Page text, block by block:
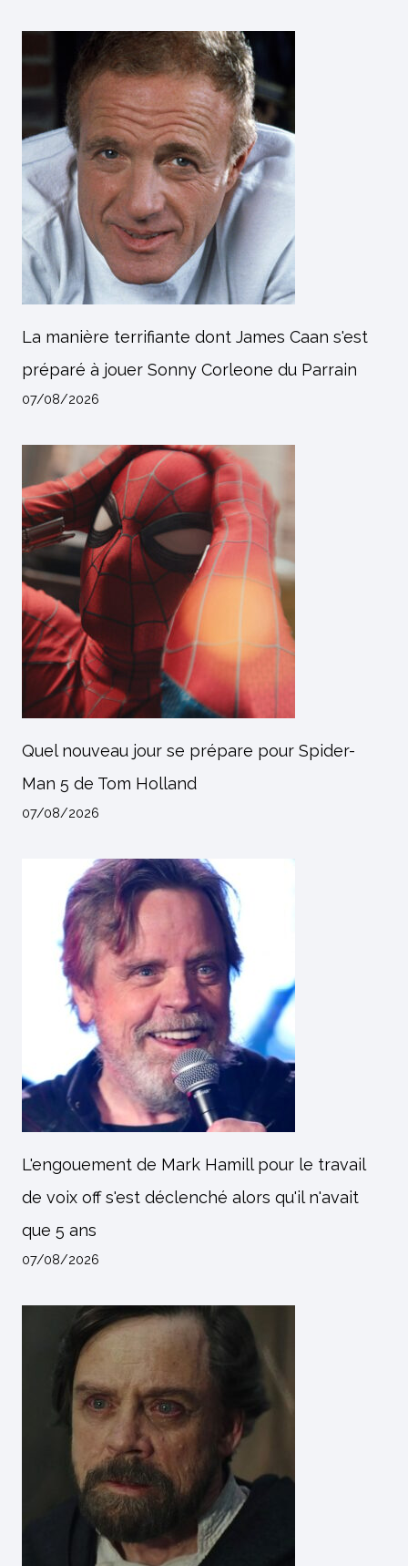
La manière terrifiante dont James Caan s'est
préparé à jouer Sonny Corleone du Parrain
07/08/2026
Quel nouveau jour se prépare pour Spider-
Man 5 de Tom Holland
07/08/2026
L'engouement de Mark Hamill pour le travail
de voix off s'est déclenché alors qu'il n'avait
que 5 ans
07/08/2026